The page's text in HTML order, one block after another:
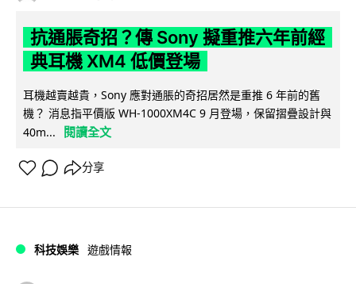
抗通脹奇招？傳 Sony 擬重推六年前經
典耳機 XM4 低價登場
耳機越賣越貴，Sony 應對通脹的奇招居然是重推 6 年前的舊
機？ 消息指平價版 WH-1000XM4C 9 月登場，保留摺疊設計與
40m...
閱讀全文
分享
科技娛樂 遊戲情報